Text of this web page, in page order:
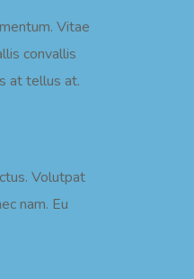
Vitae
convallis
at tellus at.
Volutpat
nam. Eu